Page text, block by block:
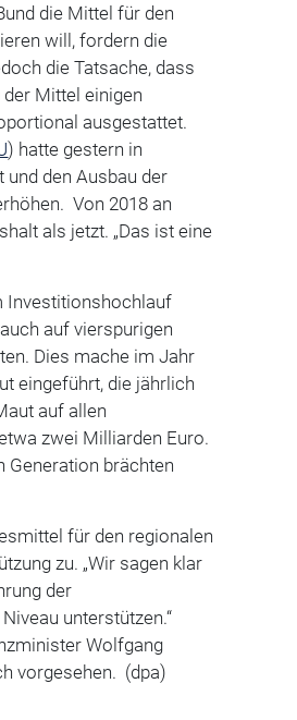
die Mittel für den
will, fordern die
die Tatsache, dass
Mittel einigen
ausgestattet.
) hatte gestern in
den Ausbau der
Von 2018 an
als jetzt. „Das ist eine
Investitionshochlauf
auf vierspurigen
Dies mache im Jahr
eingeführt, die jährlich
auf allen
zwei Milliarden Euro.
Generation brächten
für den regionalen
zu. „Wir sagen klar
der
unterstützen.“
Wolfgang
vorgesehen. (dpa)